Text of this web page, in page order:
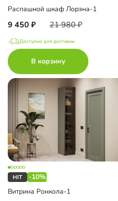
Распашной шкаф Лорэна-1
9 450 21 980
Доступно для доставки
В корзину
-10%
Витрина Ронкола-1